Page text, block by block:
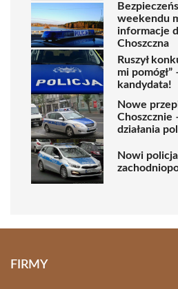
weekendu
informacje
Choszczna
Ruszył
mi pomógł”
kandydata!
Nowe
Choszcznie
działania
Nowi
FIRMY